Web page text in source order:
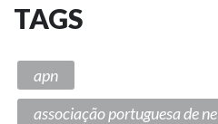
TAGS
apn
associação portuguesa de